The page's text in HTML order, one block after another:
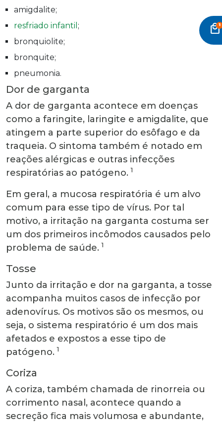
local_mall
amigdalite;
resfriado infantil ;
bronquiolite;
bronquite;
pneumonia.
Dor de garganta
A dor de garganta acontece em doenças
como a faringite, laringite e amigdalite, que
atingem a parte superior do esôfago e da
traqueia. O sintoma também é notado em
reações alérgicas e outras infecções
respiratórias ao patógeno. 1
Em geral, a mucosa respiratória é um alvo
comum para esse tipo de vírus. Por tal
motivo, a irritação na garganta costuma ser
um dos primeiros incômodos causados pelo
problema de saúde. 1
Tosse
Junto da irritação e dor na garganta, a tosse
acompanha muitos casos de infecção por
adenovírus. Os motivos são os mesmos, ou
seja, o sistema respiratório é um dos mais
afetados e expostos a esse tipo de
patógeno. 1
Coriza
A coriza, também chamada de rinorreia ou
corrimento nasal, acontece quando a
secreção fica mais volumosa e abundante,